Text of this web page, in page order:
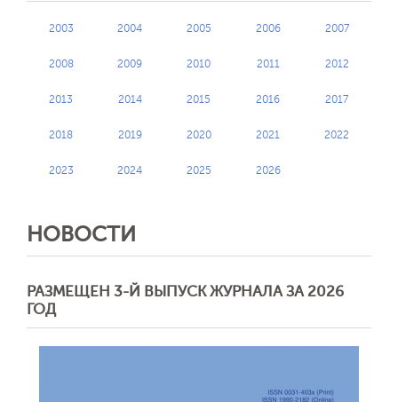
2003 2004 2005 2006 2007
2008 2009 2010 2011 2012
2013 2014 2015 2016 2017
2018 2019 2020 2021 2022
2023 2024 2025 2026
НОВОСТИ
РАЗМЕЩЕН 3-Й ВЫПУСК ЖУРНАЛА ЗА 2026
ГОД